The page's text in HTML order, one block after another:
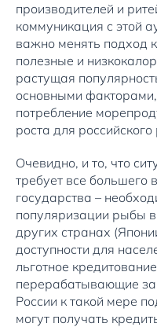
производителей и
коммуникация с этой
важно менять подход
полезные и
растущая
основными
потребление
роста для
Очевидно, и то, что
требует все большего
государства –
популяризации рыбы в
других странах
доступности для
льготное
перерабатывающие
России к такой мере
могут получать